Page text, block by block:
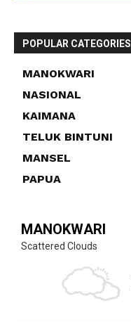
POPULAR CATEGORIES
MANOKWARI
NASIONAL
KAIMANA
TELUK BINTUNI
MANSEL
PAPUA
MANOKWARI
Scattered Clouds